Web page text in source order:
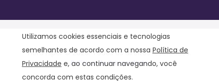
Hora Hiper © 2020. Todos os direitos reservados.
Política de Privacidade
Utilizamos cookies essenciais e tecnologias
semelhantes de acordo com a nossa Política de
Privacidade e, ao continuar navegando, você
concorda com estas condições.